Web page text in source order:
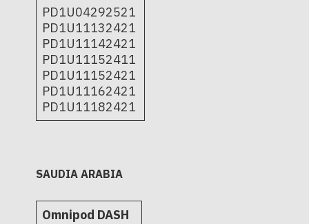
PD1U04292521
PD1U11132421
PD1U11142421
PD1U11152411
PD1U11152421
PD1U11162421
PD1U11182421
SAUDIA ARABIA
Omnipod DASH